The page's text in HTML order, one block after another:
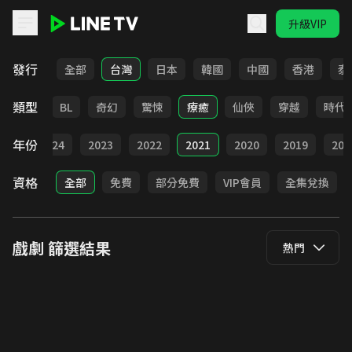
升級VIP
發行 全部 台灣 日本 韓國 中國 香港 泰
類型
勵志 BL 奇幻 驚悚 療癒 仙俠 穿越 時代
年份 2024 2023 2022 2021 2020 2019
資格 全部 免費 部分免費 VIP會員 全集兌換
戲劇 篩選結果 熱門